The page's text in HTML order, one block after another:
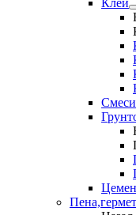
Клеи